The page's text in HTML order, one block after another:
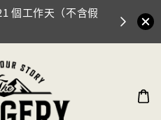
個工作天（不含假
門市地